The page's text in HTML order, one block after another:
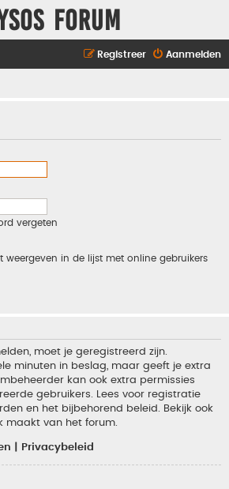
Forum
Aanmelden
Registreer
vergeten
weergeven in de lijst met online gebruikers
moet je geregistreerd zijn.
minuten in beslag, maar geeft je extra
kan ook extra permissies
gebruikers. Lees voor registratie
en het bijbehorend beleid. Bekijk ook
maakt van het forum.
Privacybeleid